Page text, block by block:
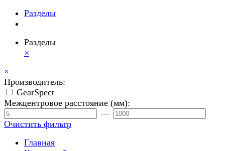
Разделы
Разделы
×
×
Производитель:
GearSpect
Межцентровое расстояние (мм):
—
Очистить фильтр
Главная